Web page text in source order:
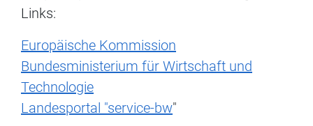
Links:
Europäische Kommission
Bundesministerium für Wirtschaft und
Technologie
Landesportal "service-bw"